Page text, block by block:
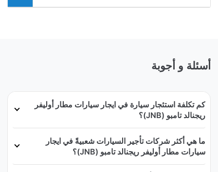
أسئلة و أجوبة
كم تكلفة استئجار سيارة في ايجار سيارات مطار أوليفر
ريجنالد تامبو (JNB)؟
ما هي أكثر شركات تأجير السيارات شعبيةً في ايجار
سيارات مطار أوليفر ريجنالد تامبو (JNB)؟